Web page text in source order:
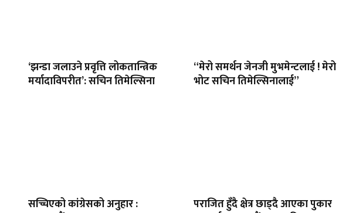
‘झन्डा जलाउने प्रवृत्ति लोकतान्त्रिक
मर्यादाविपरीत’: सचिन तिमेल्सिना
“मेरो समर्थन जेनजी मुभमेन्टलाई ! मेरो
भोट सचिन तिमेल्सिनालाई”
सच्चिएको कांग्रेसको अनुहार :
पराजित हुँदै क्षेत्र छाड्दै आएका पुकार